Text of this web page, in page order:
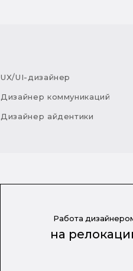
UX/UI-дизайнер
Дизайнер коммуникаций
Дизайнер айдентики
Работа
на